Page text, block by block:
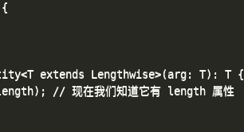
{
extends Lengthwise>(arg: T): T {
// 现在我们知道它有 length 属性